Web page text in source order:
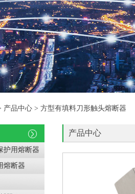
产品中心 > 方型有填料刀形触头熔断器
护用熔断器
熔断器
产品中心